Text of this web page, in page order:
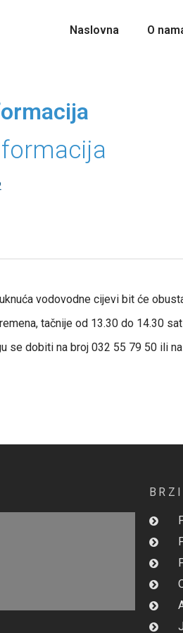
Naslovna O
vodovodne cijevi bit će
tačnije od 13.30 do 14.30
se dobiti na broj 032 55 79 50 ili